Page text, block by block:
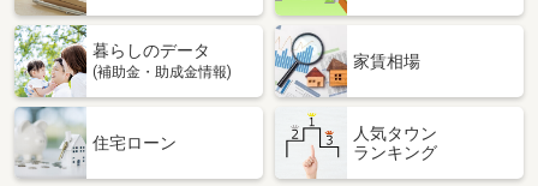
暮らしのデータ
(補助金・助成金情報)
家賃相場
住宅ローン
人気タウン
ランキング